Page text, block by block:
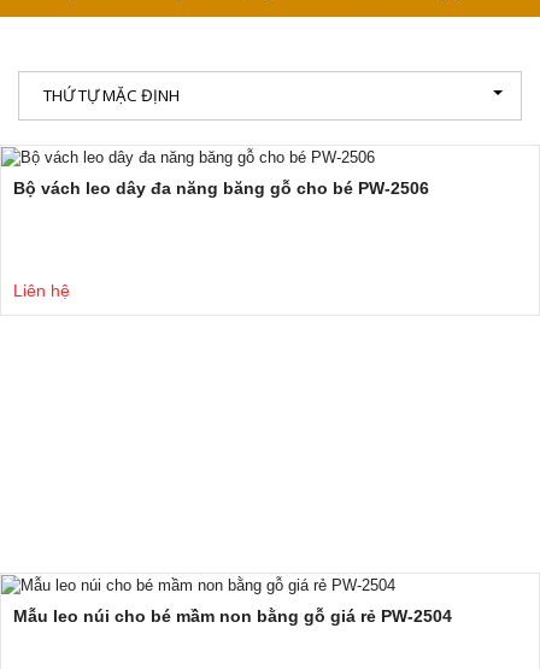
THỨ TỰ MẶC ĐỊNH
Bộ vách leo dây đa năng băng gỗ cho bé PW-2506
Liên hệ
Mẫu leo núi cho bé mầm non bằng gỗ giá rẻ PW-2504